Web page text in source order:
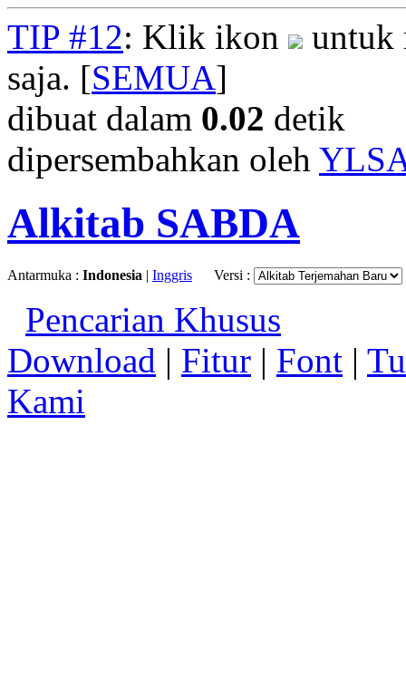
TIP #12: Klik ikon
untuk
saja. [SEMUA]
dibuat dalam 0.02 detik
dipersembahkan oleh
Alkitab SABDA
Antarmuka : Indonesia | Inggris Versi :
Pencarian Khusus
Download | Fitur | Font |
Kami